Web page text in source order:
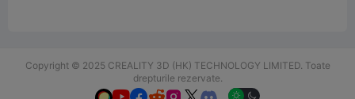
Copyright © 2025 CREALITY 3D (HK) TECHNOLOGY LIMITED. Toate
drepturile rezervate.
